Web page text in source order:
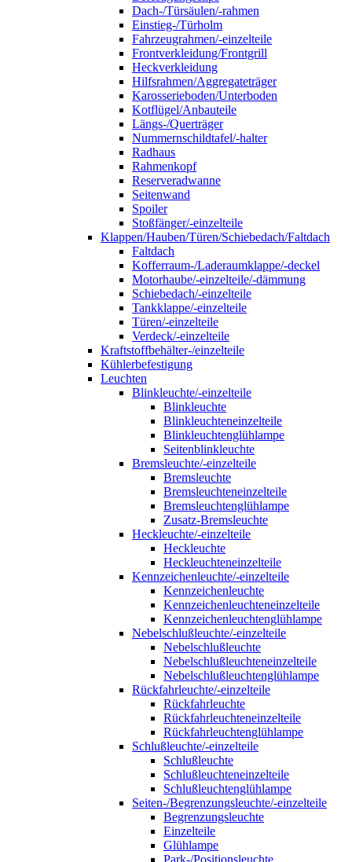
Dach-/Türsäulen/-rahmen
Einstieg-/Türholm
Fahrzeugrahmen/-einzelteile
Frontverkleidung/Frontgrill
Heckverkleidung
Hilfsrahmen/Aggregateträger
Karosserieboden/Unterboden
Kotflügel/Anbauteile
Längs-/Querträger
Nummernschildtafel/-halter
Radhaus
Rahmenkopf
Reserveradwanne
Seitenwand
Spoiler
Stoßfänger/-einzelteile
Klappen/Hauben/Türen/Schiebedach/Faltdach
Faltdach
Kofferraum-/Laderaumklappe/-deckel
Motorhaube/-einzelteile/-dämmung
Schiebedach/-einzelteile
Tankklappe/-einzelteile
Türen/-einzelteile
Verdeck/-einzelteile
Kraftstoffbehälter-/einzelteile
Kühlerbefestigung
Leuchten
Blinkleuchte/-einzelteile
Blinkleuchte
Blinkleuchteneinzelteile
Blinkleuchtenglühlampe
Seitenblinkleuchte
Bremsleuchte/-einzelteile
Bremsleuchte
Bremsleuchteneinzelteile
Bremsleuchtenglühlampe
Zusatz-Bremsleuchte
Heckleuchte/-einzelteile
Heckleuchte
Heckleuchteneinzelteile
Kennzeichenleuchte/-einzelteile
Kennzeichenleuchte
Kennzeichenleuchteneinzelteile
Kennzeichenleuchtenglühlampe
Nebelschlußleuchte/-einzelteile
Nebelschlußleuchte
Nebelschlußleuchteneinzelteile
Nebelschlußleuchtenglühlampe
Rückfahrleuchte/-einzelteile
Rückfahrleuchte
Rückfahrleuchteneinzelteile
Rückfahrleuchtenglühlampe
Schlußleuchte/-einzelteile
Schlußleuchte
Schlußleuchteneinzelteile
Schlußleuchtenglühlampe
Seiten-/Begrenzungsleuchte/-einzelteile
Begrenzungsleuchte
Einzelteile
Glühlampe
Park-/Positionsleuchte